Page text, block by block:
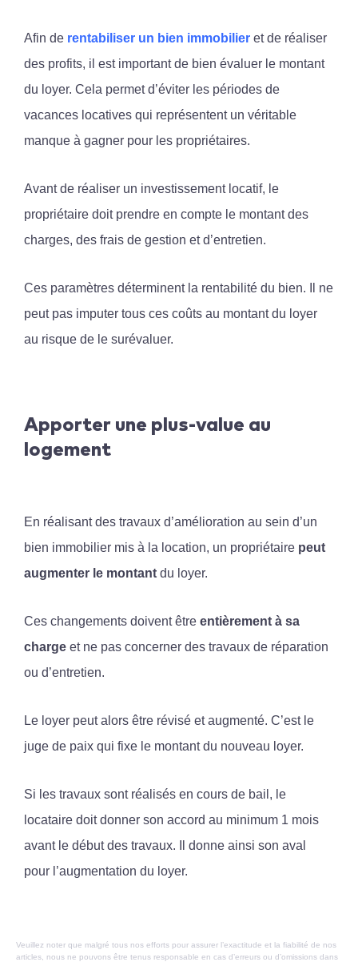
Afin de rentabiliser un bien immobilier et de réaliser
des profits, il est important de bien évaluer le montant
du loyer. Cela permet d’éviter les périodes de
vacances locatives qui représentent un véritable
manque à gagner pour les propriétaires.
Avant de réaliser un investissement locatif, le
propriétaire doit prendre en compte le montant des
charges, des frais de gestion et d’entretien.
Ces paramètres déterminent la rentabilité du bien. Il ne
peut pas imputer tous ces coûts au montant du loyer
au risque de le surévaluer.
Apporter une plus-value au
logement
En réalisant des travaux d’amélioration au sein d’un
bien immobilier mis à la location, un propriétaire peut
augmenter le montant du loyer.
Ces changements doivent être entièrement à sa
charge et ne pas concerner des travaux de réparation
ou d’entretien.
Le loyer peut alors être révisé et augmenté. C’est le
juge de paix qui fixe le montant du nouveau loyer.
Si les travaux sont réalisés en cours de bail, le
locataire doit donner son accord au minimum 1 mois
avant le début des travaux. Il donne ainsi son aval
pour l’augmentation du loyer.
Veuillez noter que malgré tous nos efforts pour assurer l’exactitude et la fiabilité de nos
articles, nous ne pouvons être tenus responsable en cas d’erreurs ou d’omissions dans